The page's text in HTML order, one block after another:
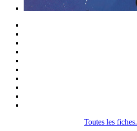
Toutes les fiches.